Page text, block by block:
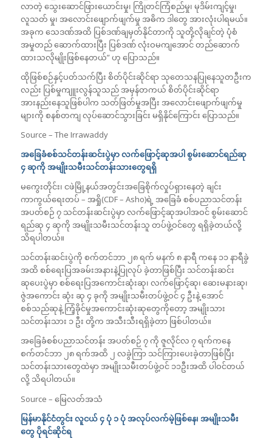
လာတဲ့ သွေးဆောင်ဖြားယောင်းမှု၊ ကြိုတင်ကြံစည်မှု၊ မုဒိမ်းကျင့်မှု၊
လူသတ် မှု၊ အလောင်းဖျောက်ဖျက်မှု အဓိက ဒါတွေ အားလုံးပါရမယ်။
အခုက သေဒဏ်အထိ ပြစ်ဒဏ်ချမှတ်နိုင်တာကို သူတို့လိုချင်တဲ့ ပုံစံ
အမှုတည် ဆောက်ထားပြီး ပြစ်ဒဏ် လုံးဝမကျအောင် တည်ဆောက်
ထားသလိုမျိုးဖြစ်နေတယ်” ဟု ပြောသည်။
ထိုဖြစ်စဉ်နှင့်ပတ်သက်ပြီး စိတ်ပိုင်းဆိုင်ရာ သုတေသနပြုနေသူတဦးက
လည်း ပြစ်မှုကျူးလွန်သူသည် အမှန်တကယ် စိတ်ပိုင်းဆိုင်ရာ
အားနည်းနေသူဖြစ်ပါက သတ်ဖြတ်မှုအပြီး အလောင်းဖျောက်ဖျက်မှု
များကို စနစ်တကျ လုပ်ဆောင်သွားခြင်း မရှိနိုင်ကြောင်း ပြောသည်။
Source – The Irrawaddy
အခြေခံစစ်သင်တန်းဆင်းပွဲမှာ လက်ဖြောင့်ဆုအပါ စွမ်းဆောင်ရည်ဆု
၄ ဆုကို အမျိုးသမီးသင်တန်းသားတွေရရှိ
မကွေးတိုင်း၊ ငဖဲမြို့နယ်အတွင်းအခြေစိုက်လှုပ်ရှားနေတဲ့ ချင်း
ကာကွယ်ရေးတပ် – အရှို(CDF – Asho)ရဲ့ အခြေခံ စစ်ပညာသင်တန်း
အပတ်စဉ် ၇ သင်တန်းဆင်းပွဲမှာ လက်ဖြောင့်ဆုအပါအဝင် စွမ်းဆောင်
ရည်ဆု ၄ ဆုကို အမျိုးသမီးသင်တန်းသူ တပ်ဖွဲ့ဝင်တွေ ရရှိခဲ့တယ်လို့
သိရပါတယ်။
သင်တန်းဆင်းပွဲကို စက်တင်ဘာ ၂၈ ရက် မနက် ၈ နာရီ ကနေ ၁၁ နာရီခွဲ
အထိ စစ်ရေးပြအခမ်းအနားနဲ့ပြုလုပ် ခဲ့တာဖြစ်ပြီး သင်တန်းဆင်း
ဆုပေးပွဲမှာ စစ်ရေးပြအကောင်းဆုံးဆု၊ လက်ဖြောင့်ဆု၊ ဆေးမနားဆု၊
ဇွဲအကောင်း ဆုံး ဆု ၄ ခုကို အမျိုးသမီးတပ်ဖွဲ့ဝင် ၄ ဦးနဲ့ အောင်
စစ်သည်ဆုနဲ့ ကြံ့ခိုင်မှုအကောင်းဆုံးဆုတွေကိုတော့ အမျိုးသား
သင်တန်းသား ၁ ဦး တို့က အသီးသီးရရှိခဲ့တာ ဖြစ်ပါတယ်။
အခြေခံစစ်ပညာသင်တန်း အပတ်စဉ် ၇ ကို ဇူလိုင်လ ၇ ရက်ကနေ
စက်တင်ဘာ ၂၈ ရက်အထိ ၂ လခွဲကြာ သင်ကြားပေးခဲ့တာဖြစ်ပြီး
သင်တန်းသားတွေထဲမှာ အမျိုးသမီးတပ်ဖွဲ့ဝင် ၁၁ဦးအထိ ပါဝင်တယ်
လို့ သိရပါတယ်။
Source – မြေလတ်အသံ
မြန်မာနိုင်ငံတွင်း လူငယ် ၄ ပုံ ၁ ပုံ အလုပ်လက်မဲ့ဖြစ်နေ၊ အမျိုးသမီး
တွေ ပိုရင်ဆိုင်ရ